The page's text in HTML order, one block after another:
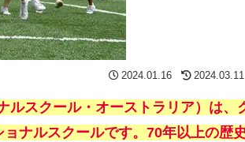
2024.01.16 2024.03.11
スクール・オーストラリア）は、
ナルスクールです。70年以上の歴史